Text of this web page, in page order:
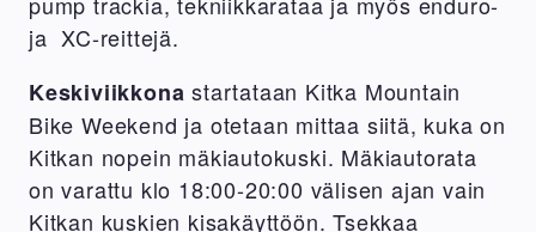
ja XC-reittejä.
Keskiviikkona startataan Kitka Mountain
Bike Weekend ja otetaan mittaa siitä, kuka on
Kitkan nopein mäkiautokuski. Mäkiautorata
on varattu klo 18:00-20:00 välisen ajan vain
Kitkan kuskien kisakäyttöön. Tsekkaa